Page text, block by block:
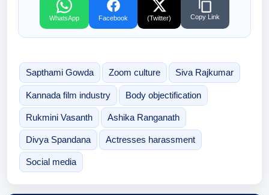
WhatsApp Facebook (Twitter) Copy Link
Sapthami Gowda Zoom culture Siva Rajkumar
Kannada film industry Body objectification
Rukmini Vasanth Ashika Ranganath
Divya Spandana Actresses harassment
Social media